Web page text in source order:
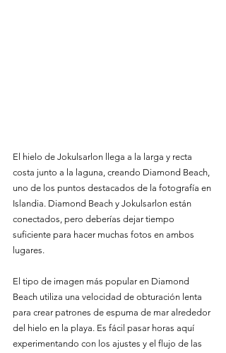
El hielo de Jokulsarlon llega a la larga y recta
costa junto a la laguna, creando Diamond Beach,
uno de los puntos destacados de la fotografía en
Islandia. Diamond Beach y Jokulsarlon están
conectados, pero deberías dejar tiempo
suficiente para hacer muchas fotos en ambos
lugares.
El tipo de imagen más popular en Diamond
Beach utiliza una velocidad de obturación lenta
para crear patrones de espuma de mar alrededor
del hielo en la playa. Es fácil pasar horas aquí
experimentando con los ajustes y el flujo de las